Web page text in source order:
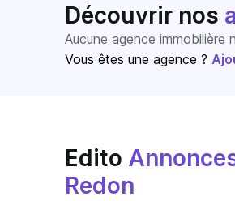
Découvrir nos
Aucune agence immobilière
Vous êtes une agence ?
Edito
Redon